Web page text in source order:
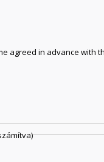
agreed in advance with